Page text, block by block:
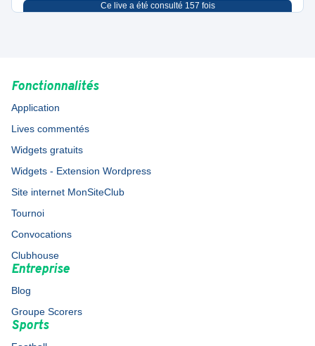
Ce live a été consulté 157 fois
Fonctionnalités
Application
Lives commentés
Widgets gratuits
Widgets - Extension Wordpress
Site internet MonSiteClub
Tournoi
Convocations
Clubhouse
Entreprise
Blog
Groupe Scorers
Sports